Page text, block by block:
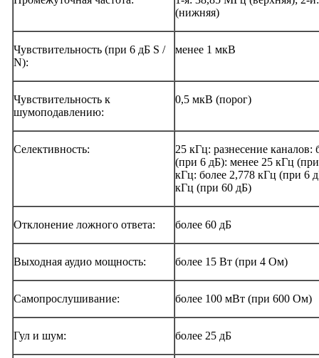
(нижняя)
Чувствительность (при 6 дБ S /
N):
менее 1 мкВ
Чувствительность к
шумоподавлению:
0,5 мкВ (порог)
Селективность:
25 кГц: разнесение каналов:
(при 6 дБ): менее 25 кГц
кГц: более 2,778 кГц (при 6
кГц (при 60 дБ)
Отклонение ложного ответа: более 60 дБ
Выходная аудио мощность: более 15 Вт (при 4 Ом)
Самопрослушивание: более 100 мВт (при 600 Ом)
Гул и шум: более 25 дБ